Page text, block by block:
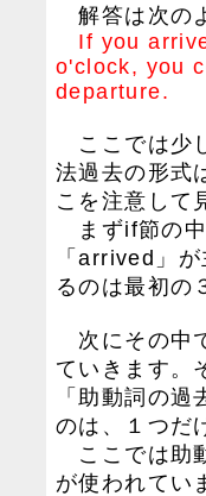
解答は次の
If you
o'clock, you
departure.
ここでは少
法過去の形式
こを注意して
まずif節の中
「arrived」
るのは最初の
次にその中
ていきます。
「助動詞の過
のは、１つだ
ここでは助
が使われてい